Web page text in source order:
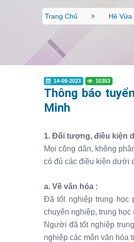
Trang Chủ Hệ Vừa
14-09-2023 10353
Thông báo
Minh
1. Đối tượng, điều kiện
Mọi công dân, không
có đủ các điều kiện dưới
a. Về văn hóa :
Đã tốt nghiệp trung học
chuyên nghiệp, trung học
Người đã tốt nghiệp
nghiệp các môn văn hóa